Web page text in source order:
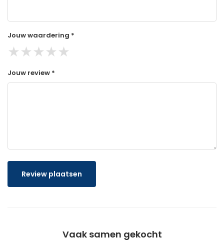
Jouw waardering *
★★★★★
Jouw review *
Review plaatsen
Vaak samen gekocht